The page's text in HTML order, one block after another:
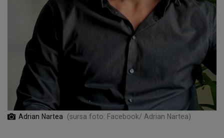
Adrian Nartea (sursa foto: Facebook/ Adrian Nartea)